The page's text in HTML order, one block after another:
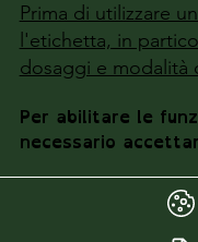
Prima di utilizzare
l'etichetta, in
dosaggi e modalità
Per abilitare le
necessario